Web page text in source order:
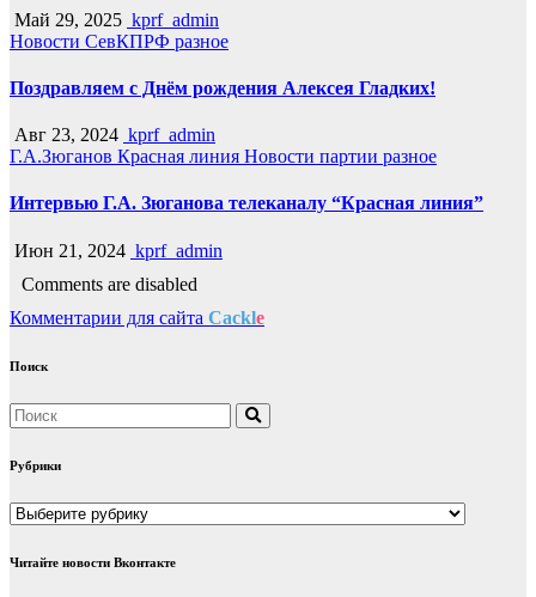
Май 29, 2025 kprf_admin
Новости СевКПРФ разное
Поздравляем с Днём рождения Алексея Гладких!
Авг 23, 2024 kprf_admin
Г.А.Зюганов Красная линия Новости партии разное
Интервью Г.А. Зюганова телеканалу “Красная линия”
Июн 21, 2024 kprf_admin
Comments are disabled
Комментарии для сайта Cackle
Поиск
Рубрики
Рубрики
Читайте новости Вконтакте